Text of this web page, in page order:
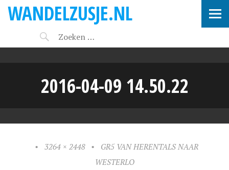
WANDELZUSJE.NL
2016-04-09 14.50.22
• 3264 × 2448 •
GR5 VAN HERENTALS NAAR
WESTERLO